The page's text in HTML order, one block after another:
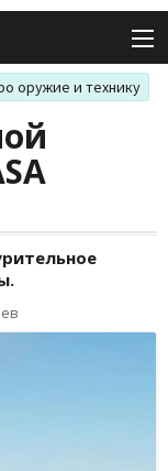
оружие и технику